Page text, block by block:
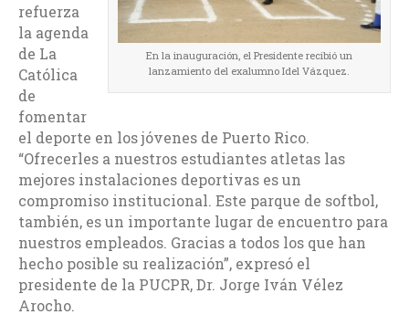
En la inauguración, el Presidente recibió un
lanzamiento del exalumno Idel Vázquez.
refuerza
la agenda
de La
Católica
de
fomentar
el deporte en los jóvenes de Puerto Rico.
“Ofrecerles a nuestros estudiantes atletas las
mejores instalaciones deportivas es un
compromiso institucional. Este parque de softbol,
también, es un importante lugar de encuentro para
nuestros empleados. Gracias a todos los que han
hecho posible su realización”, expresó el
presidente de la PUCPR, Dr. Jorge Iván Vélez
Arocho.